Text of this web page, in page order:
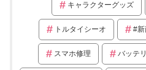
キャラクターグッズ
トルタイシーオ #新
スマホ修理 バッテ